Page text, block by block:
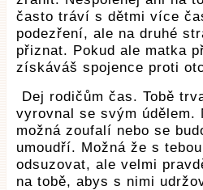
často tráví s dětmi více
podezření, ale na druhé
přiznat. Pokud ale matka
získáváš spojence proti
Dej rodičům čas. Tobě
vyrovnal se svým údělem.
možná zoufalí nebo se
umoudří. Možná že s
odsuzovat, ale velmi
na tobě, abys s nimi